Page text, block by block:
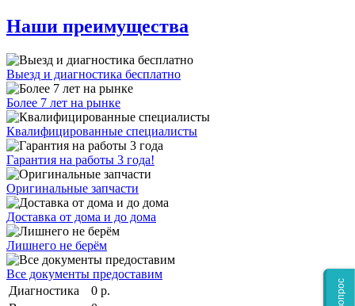
Наши преимущества
Выезд и диагностика бесплатно
Более 7 лет на рынке
Квалифицированные специалисты
Гарантия на работы 3 года!
Оригинальные запчасти
Доставка от дома и до дома
Лишнего не берём
Все документы предоставим
Диагностика
0 р.